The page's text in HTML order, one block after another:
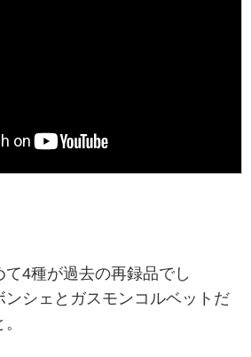
4種が過去の再録品でし
ンシェとガスモンコルベットだ